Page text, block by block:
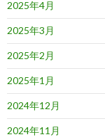
2025年4月
2025年3月
2025年2月
2025年1月
2024年12月
2024年11月